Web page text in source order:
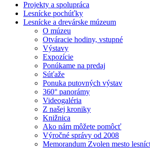
Projekty a spolupráca
Lesnícke pochúťky
Lesnícke a drevárske múzeum
O múzeu
Otváracie hodiny, vstupné
Výstavy
Expozície
Ponúkame na predaj
Súťaže
Ponuka putovných výstav
360° panorámy
Videogaléria
Z našej kroniky
Knižnica
Ako nám môžete pomôcť
Výročné správy od 2008
Memorandum Zvolen mesto